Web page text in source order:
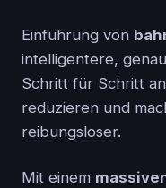
Einführung von
intelligentere,
Schritt für Schritt
reduzieren und
reibungsloser.
Mit einem